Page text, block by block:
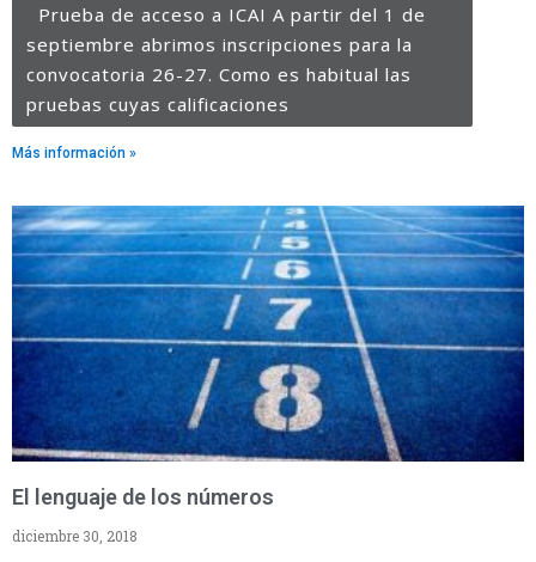
Prueba de acceso a ICAI A partir del 1 de
septiembre abrimos inscripciones para la
convocatoria 26-27. Como es habitual las
pruebas cuyas calificaciones
Más información »
El lenguaje de los números
diciembre 30, 2018